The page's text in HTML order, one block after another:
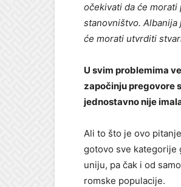
očekivati da će
stanovništvo. Albanija
će morati utvrditi
U svim problemima
započinju pregovore
jednostavno nije
Ali to što je ovo
gotovo sve kategorije
uniju, pa čak i od
romske populacije.